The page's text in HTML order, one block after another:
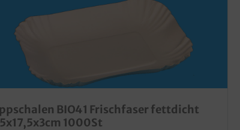
BIO41 Frischfaser fettdicht
1000St